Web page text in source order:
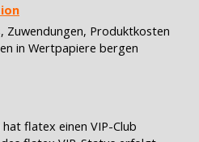
Zuwendungen, Produktkosten
in Wertpapiere bergen
flatex einen VIP-Club